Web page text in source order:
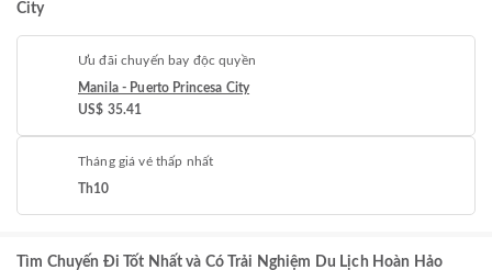
City
Ưu đãi chuyến bay độc quyền
Manila - Puerto Princesa City
US$ 35.41
Tháng giá vé thấp nhất
Th10
Tìm Chuyến Đi Tốt Nhất và Có Trải Nghiệm Du Lịch Hoàn Hảo